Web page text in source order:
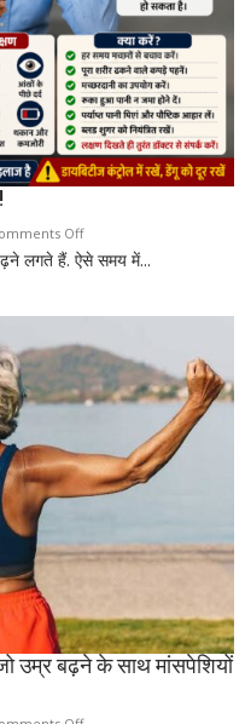
रिसर्च
की
पूरी
सच्चाई
Offon
टाइप-2
सावधान
!
लगते हैं. ऐसे समय में...
उम्र बढ़ने के साथ मांसपेशियों